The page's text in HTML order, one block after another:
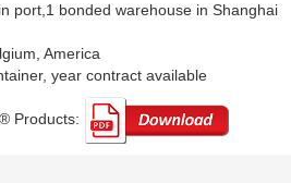
port,1 bonded warehouse in Shanghai
America
year contract available
Products: